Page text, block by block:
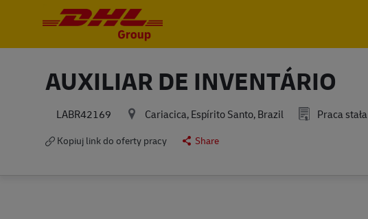
AUXILIAR DE INVENTÁRIO
LABR42169 Cariacica, Espírito Santo, Brazil Praca stała
Kopiuj link do oferty pracy Share